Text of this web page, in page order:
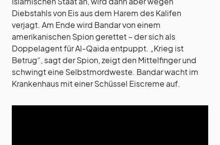
Diebstahls von Eis aus dem Harem des Kalifen
verjagt. Am Ende wird Bandar von einem
amerikanischen Spion gerettet – der sich als
Doppelagent für Al-Qaida entpuppt. „Krieg ist
Betrug“, sagt der Spion, zeigt den Mittelfinger und
schwingt eine Selbstmordweste. Bandar wacht im
Krankenhaus mit einer Schüssel Eiscreme auf.